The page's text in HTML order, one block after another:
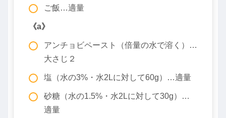
ご飯…適量
《a》
アンチョビペースト（倍量の水で溶く）…
大さじ２
塩（水の3%・水2Lに対して60g）…適量
砂糖（水の1.5%・水2Lに対して30g）…
適量